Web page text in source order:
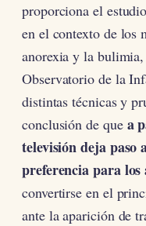
proporciona el
en el contexto de los
anorexia y la
Observatorio de la
distintas técnicas y
conclusión de que a
televisión deja paso
preferencia para los
convertirse en el
ante la aparición de